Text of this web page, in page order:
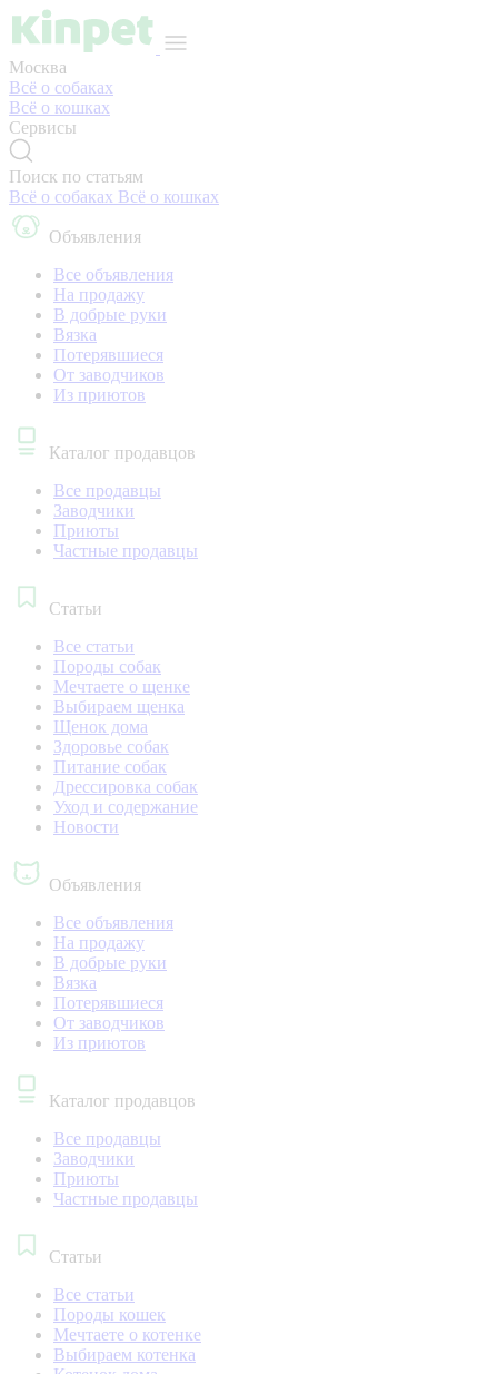
Москва
Всё о собаках
Всё о кошках
Сервисы
Поиск по статьям
Всё о собаках Всё о кошках
Объявления
Все объявления
На продажу
В добрые руки
Вязка
Потерявшиеся
От заводчиков
Из приютов
Каталог продавцов
Все продавцы
Заводчики
Приюты
Частные продавцы
Статьи
Все статьи
Породы собак
Мечтаете о щенке
Выбираем щенка
Щенок дома
Здоровье собак
Питание собак
Дрессировка собак
Уход и содержание
Новости
Объявления
Все объявления
На продажу
В добрые руки
Вязка
Потерявшиеся
От заводчиков
Из приютов
Каталог продавцов
Все продавцы
Заводчики
Приюты
Частные продавцы
Статьи
Все статьи
Породы кошек
Мечтаете о котенке
Выбираем котенка